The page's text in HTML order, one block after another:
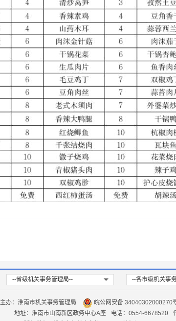
--省级机关事务管理局-- --各市级机关事
主办：淮南市机关事务管理局 皖公网安备 34040302000270
地址：淮南市山南新区政务中心A座
电话：0554-6678520